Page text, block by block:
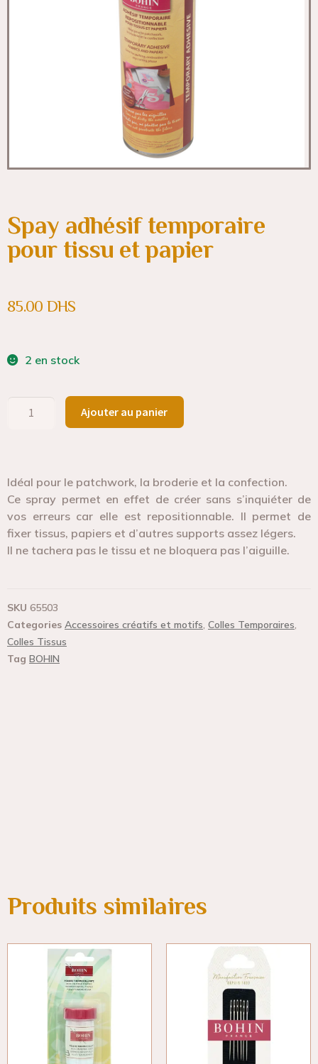
Spay adhésif temporaire
pour tissu et papier
85.00 DHS
2 en stock
Ajouter au panier
Idéal pour le patchwork, la broderie et la confection.
Ce spray permet en effet de créer sans s’inquiéter de
vos erreurs car elle est repositionnable. Il permet de
fixer tissus, papiers et d’autres supports assez légers.
Il ne tachera pas le tissu et ne bloquera pas l’aiguille.
SKU 65503
Categories Accessoires créatifs et motifs, Colles Temporaires,
Colles Tissus
Tag BOHIN
Produits similaires